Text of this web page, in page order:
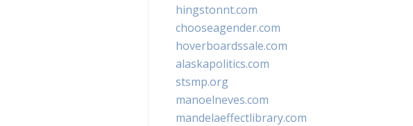
hingstonnt.com
chooseagender.com
hoverboardssale.com
alaskapolitics.com
stsmp.org
manoelneves.com
mandelaeffectlibrary.com